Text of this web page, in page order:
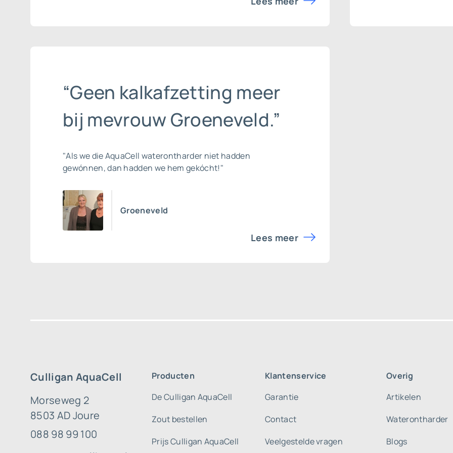
“Geen kalkafzetting meer
bij mevrouw Groeneveld.”
"Als we die AquaCell waterontharder niet hadden
gewónnen, dan hadden we hem gekócht!"
Groeneveld
Lees meer
Culligan AquaCell
Morseweg 2
8503 AD Joure
088 98 99 100
Producten
De Culligan AquaCell
Zout bestellen
Prijs Culligan AquaCell
Klantenservice
Garantie
Contact
Veelgestelde vragen
Overig
Artikelen
Waterontharder
Blogs